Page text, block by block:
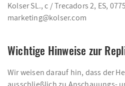
Kolser SL., c / Trecadors 2, ES,
marketing@kolser.com
Wichtige Hinweise zur
Wir weisen darauf hin, dass der